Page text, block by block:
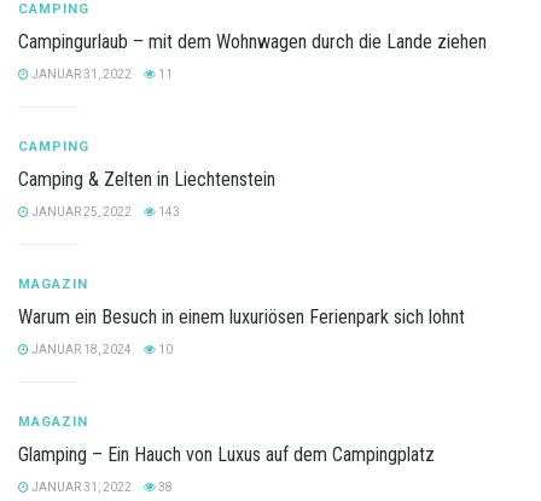
CAMPING
Campingurlaub – mit dem Wohnwagen durch die Lande ziehen
JANUAR 31, 2022 11
CAMPING
Camping & Zelten in Liechtenstein
JANUAR 25, 2022 143
MAGAZIN
Warum ein Besuch in einem luxuriösen Ferienpark sich lohnt
JANUAR 18, 2024 10
MAGAZIN
Glamping – Ein Hauch von Luxus auf dem Campingplatz
JANUAR 31, 2022 38